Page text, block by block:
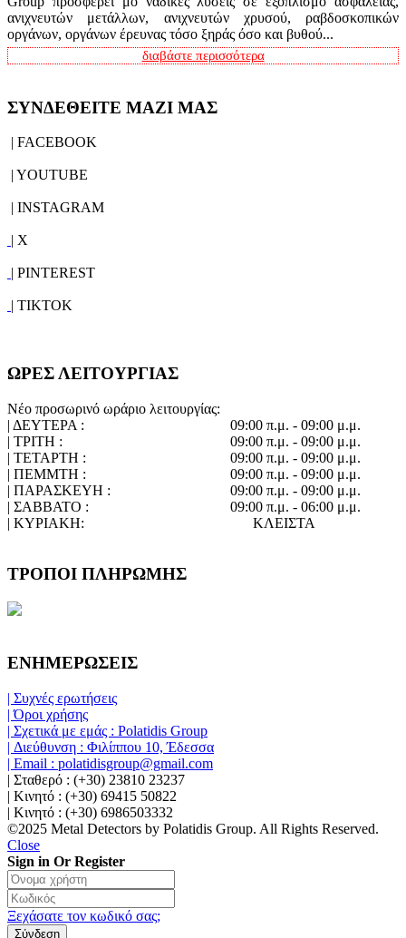
ανιχνευτών μετάλλων, ανιχνευτών χρυσού, ραβδοσκοπικών
οργάνων, οργάνων έρευνας τόσο ξηράς όσο και βυθού...
διαβάστε περισσότερα
ΣΥΝΔΕΘΕΙΤΕ ΜΑΖΙ ΜΑΣ
| FACEBOOK
| YOUTUBE
| INSTAGRAM
| X
| PINTEREST
| TIKTOK
ΩΡΕΣ ΛΕΙΤΟΥΡΓΙΑΣ
Νέο προσωρινό ωράριο λειτουργίας:
| ΔΕΥΤΕΡΑ :
09:00 π.μ. - 09:00 μ.μ.
| ΤΡΙΤΗ :
09:00 π.μ. - 09:00 μ.μ.
| ΤΕΤΑΡΤΗ :
09:00 π.μ. - 09:00 μ.μ.
| ΠΕΜΜΤΗ :
09:00 π.μ. - 09:00 μ.μ.
| ΠΑΡΑΣΚΕΥΗ :
09:00 π.μ. - 09:00 μ.μ.
| ΣΑΒΒΑΤΟ :
09:00 π.μ. - 06:00 μ.μ.
| ΚΥΡΙΑΚΗ:
ΚΛΕΙΣΤΑ
ΤΡΟΠΟΙ ΠΛΗΡΩΜΗΣ
ΕΝΗΜΕΡΩΣΕΙΣ
| Συχνές ερωτήσεις
| Όροι χρήσης
| Σχετικά με εμάς : Polatidis Group
| Διεύθυνση : Φιλίππου 10, Έδεσσα
| Email : polatidisgroup@gmail.com
| Σταθερό : (+30) 23810 23237
| Κινητό : (+30) 69415 50822
| Κινητό : (+30) 6986503332
©2025 Metal Detectors by Polatidis Group. All Rights Reserved.
Close
Sign in Or Register
Ξεχάσατε τον κωδικό σας;